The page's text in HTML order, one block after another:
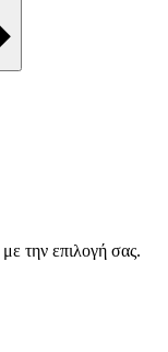
την επιλογή σας.